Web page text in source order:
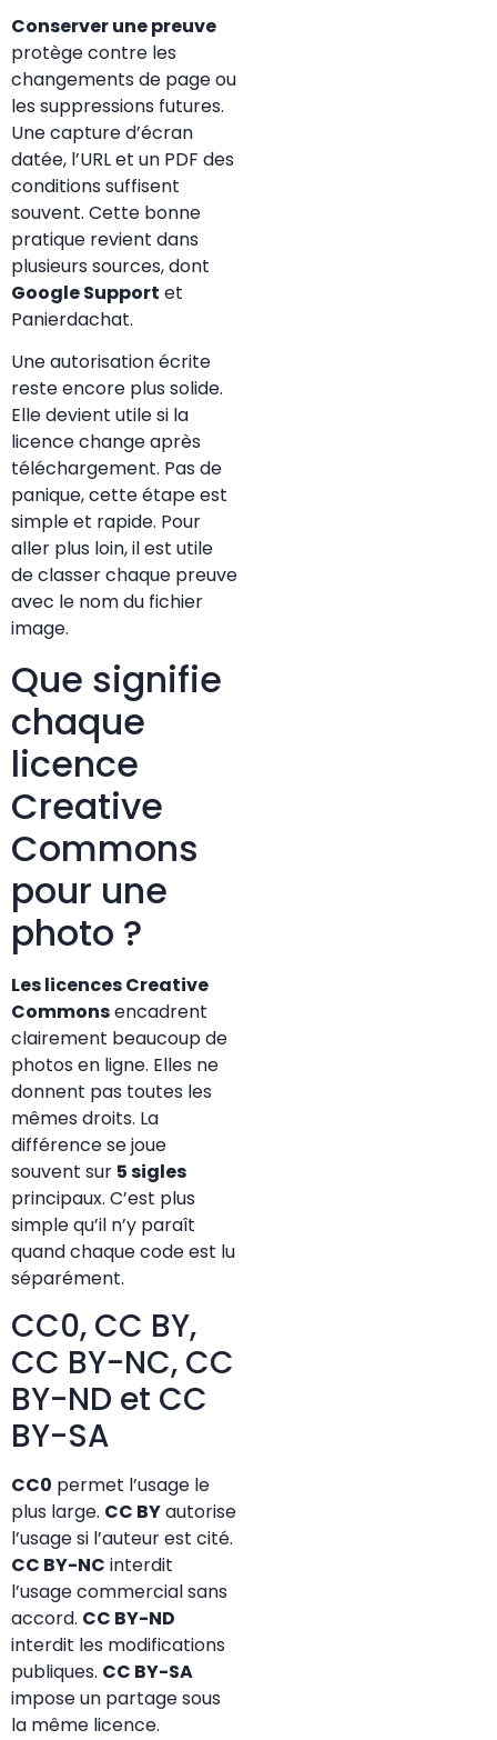
Conserver une preuve
protège contre les
changements de page ou
les suppressions futures.
Une capture d’écran
datée, l’URL et un PDF des
conditions suffisent
souvent. Cette bonne
pratique revient dans
plusieurs sources, dont
Google Support et
Panierdachat.
Une autorisation écrite
reste encore plus solide.
Elle devient utile si la
licence change après
téléchargement. Pas de
panique, cette étape est
simple et rapide. Pour
aller plus loin, il est utile
de classer chaque preuve
avec le nom du fichier
image.
Que signifie
chaque
licence
Creative
Commons
pour une
photo ?
Les licences Creative
Commonsencadrent
clairement beaucoup de
photos en ligne. Elles ne
donnent pas toutes les
mêmes droits. La
différence se joue
souvent sur 5 sigles
principaux. C’est plus
simple qu’il n’y paraît
quand chaque code est lu
séparément.
CC0, CC BY,
CC BY-NC, CC
BY-ND et CC
BY-SA
CC0 permet l’usage le
plus large. CC BYautorise
l’usage si l’auteur est cité.
CC BY-NC interdit
l’usage commercial sans
accord. CC BY-ND
interdit les modifications
publiques. CC BY-SA
impose un partage sous
la même licence.